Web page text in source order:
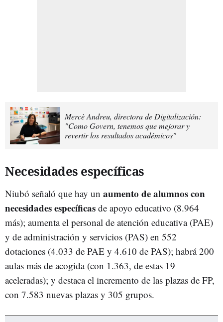
Mercè Andreu, directora de Digitalización:
"Como Govern, tenemos que mejorar y
revertir los resultados académicos"
Necesidades específicas
Niubó señaló que hay un aumento de alumnos con
necesidades específicas de apoyo educativo (8.964
más); aumenta el personal de atención educativa (PAE)
y de administración y servicios (PAS) en 552
dotaciones (4.033 de PAE y 4.610 de PAS); habrá 200
aulas más de acogida (con 1.363, de estas 19
aceleradas); y destaca el incremento de las plazas de FP,
con 7.583 nuevas plazas y 305 grupos.